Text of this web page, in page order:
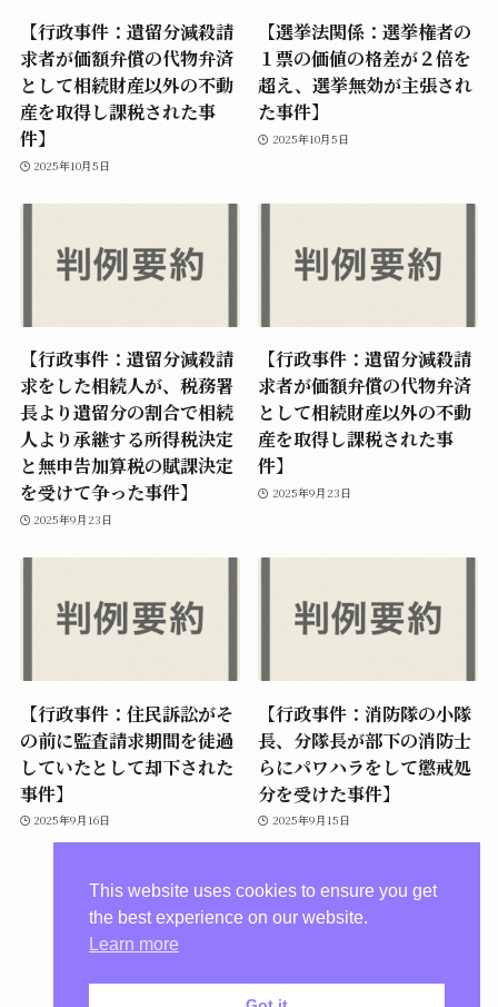
【行政事件：遺留分減殺請
求者が価額弁償の代物弁済
として相続財産以外の不動
産を取得し課税された事
件】
2025年10月5日
【選挙法関係：選挙権者の
１票の価値の格差が２倍を
超え、選挙無効が主張され
た事件】
2025年10月5日
【行政事件：遺留分減殺請
求をした相続人が、税務署
長より遺留分の割合で相続
人より承継する所得税決定
と無申告加算税の賦課決定
を受けて争った事件】
2025年9月23日
【行政事件：遺留分減殺請
求者が価額弁償の代物弁済
として相続財産以外の不動
産を取得し課税された事
件】
2025年9月23日
【行政事件：住民訴訟がそ
の前に監査請求期間を徒過
していたとして却下された
事件】
2025年9月16日
【行政事件：消防隊の小隊
長、分隊長が部下の消防士
らにパワハラをして懲戒処
分を受けた事件】
2025年9月15日
This website uses cookies to ensure you get
the best experience on our website.
Learn more